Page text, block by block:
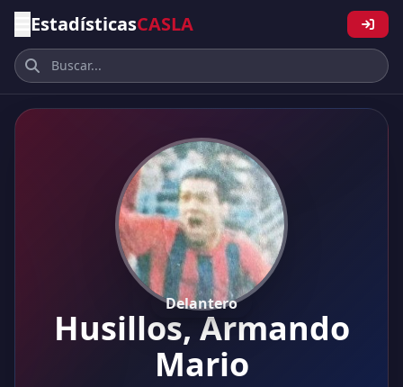
EstadísticasCASLA
Delantero
Husillos, Armando
Mario